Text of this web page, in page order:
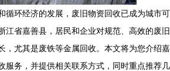
循环经济的发展，废旧物资回收已成为城市可
江省嘉善县，居民和企业对规范、高效的废旧
，尤其是废铁等金属回收。本文将为您介绍嘉
服务，并提供相关联系方式，同时重点推荐几